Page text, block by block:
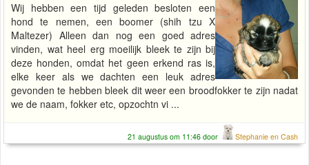
Wij hebben een tijd geleden besloten een
hond te nemen, een boomer (shih tzu X
Maltezer) Alleen dan nog een goed adres
vinden, wat heel erg moeilijk bleek te zijn bij
deze honden, omdat het geen erkend ras is,
elke keer als we dachten een leuk adres
gevonden te hebben bleek dit weer een broodfokker te zijn nadat
we de naam, fokker etc, opzochtn vi ...
21 augustus om 11:46 door Stephanie en Cash